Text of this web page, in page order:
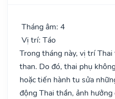
Tháng âm: 4
Vị trí: Táo
Trong tháng này, vị trí
than. Do đó, thai phụ
hoặc tiến hành tu sửa
động Thai thần, ảnh